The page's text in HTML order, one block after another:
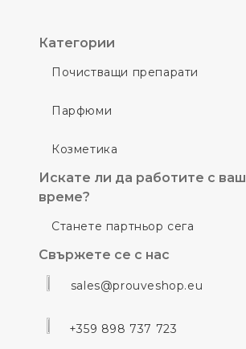
Категории
Почистващи препарати
Парфюми
Козметика
Искате ли да работите с
време?
Станете партньор сега
Свържете се с нас
sales@prouveshop.eu
+359 898 737 723